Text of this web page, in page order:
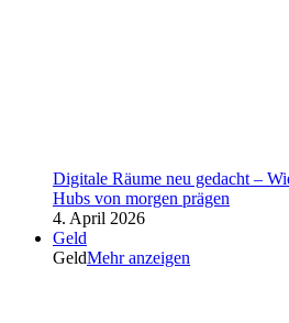
Digitale Räume neu gedacht –
Hubs von morgen prägen
4. April 2026
Geld
GeldMehr anzeigen